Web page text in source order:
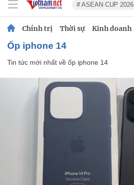
# ASEAN CUP 2026
Chính trị Thời sự Kinh doanh
ốp iphone 14
Tin tức mới nhất về ốp iphone 14